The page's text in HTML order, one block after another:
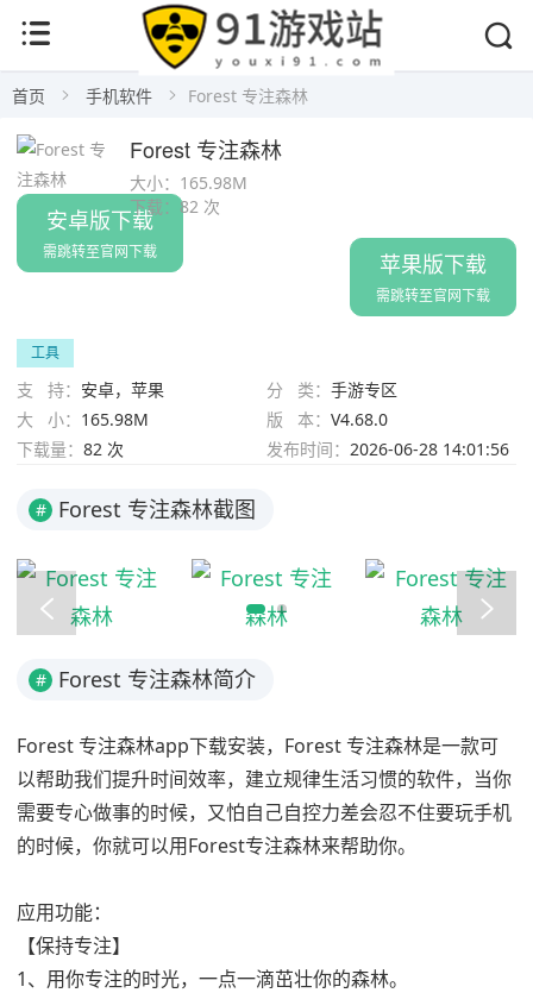
首页 手机软件 Forest 专注森林
苹果版下载
需跳转至官网下载
安卓版下载
需跳转至官网下载
大小： 165.98M
下载： 82 次
Forest 专注森林
工具
支 持： 安卓，苹果 分 类： 手游专区
大 小： 165.98M 版 本： V4.68.0
下载量： 82 次 发布时间： 2026-06-28 14:01:56
# Forest 专注森林截图
# Forest 专注森林简介
Forest 专注森林app下载安装，Forest 专注森林是一款可
以帮助我们提升时间效率，建立规律生活习惯的软件，当你
需要专心做事的时候，又怕自己自控力差会忍不住要玩手机
的时候，你就可以用Forest专注森林来帮助你。
应用功能：
【保持专注】
1、用你专注的时光，一点一滴茁壮你的森林。